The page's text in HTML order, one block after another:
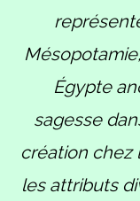
Égypte
sagesse
création chez
les attributs